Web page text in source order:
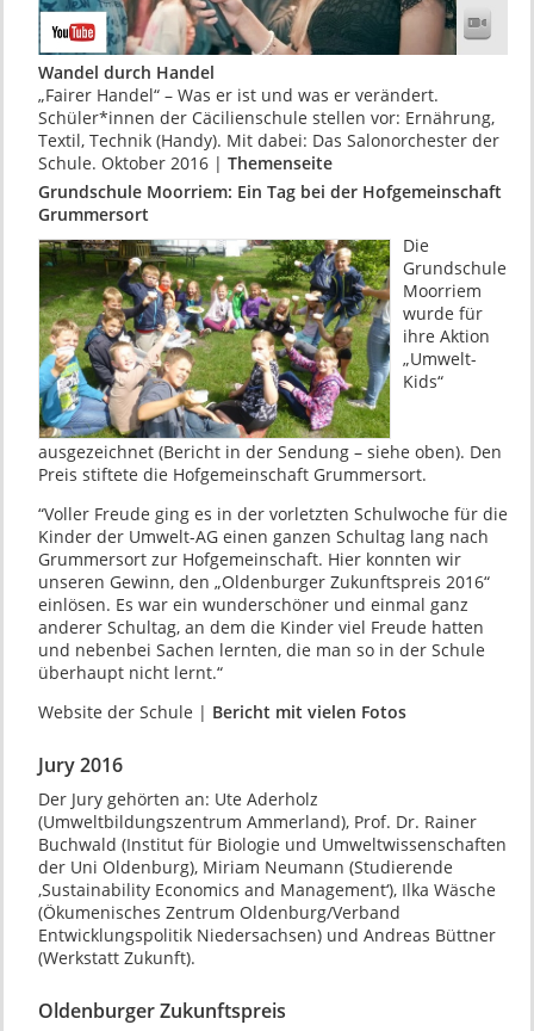
Wandel durch Handel
„Fairer Handel“ – Was er ist und was er verändert.
Schüler*innen der Cäcilienschule stellen vor: Ernährung,
Textil, Technik (Handy). Mit dabei: Das Salonorchester der
Schule. Oktober 2016 | Themenseite
Grundschule Moorriem: Ein Tag bei der Hofgemeinschaft
Grummersort
Die
Grundschule
Moorriem
wurde für
ihre Aktion
„Umwelt-
Kids“
ausgezeichnet (Bericht in der Sendung – siehe oben). Den
Preis stiftete die Hofgemeinschaft Grummersort.
“Voller Freude ging es in der vorletzten Schulwoche für die
Kinder der Umwelt-AG einen ganzen Schultag lang nach
Grummersort zur Hofgemeinschaft. Hier konnten wir
unseren Gewinn, den „Oldenburger Zukunftspreis 2016“
einlösen. Es war ein wunderschöner und einmal ganz
anderer Schultag, an dem die Kinder viel Freude hatten
und nebenbei Sachen lernten, die man so in der Schule
überhaupt nicht lernt.“
Website der Schule | Bericht mit vielen Fotos
Jury 2016
Der Jury gehörten an: Ute Aderholz
(Umweltbildungszentrum Ammerland), Prof. Dr. Rainer
Buchwald (Institut für Biologie und Umweltwissenschaften
der Uni Oldenburg), Miriam Neumann (Studierende
‚Sustainability Economics and Management‘), Ilka Wäsche
(Ökumenisches Zentrum Oldenburg/Verband
Entwicklungspolitik Niedersachsen) und Andreas Büttner
(Werkstatt Zukunft).
Oldenburger Zukunftspreis